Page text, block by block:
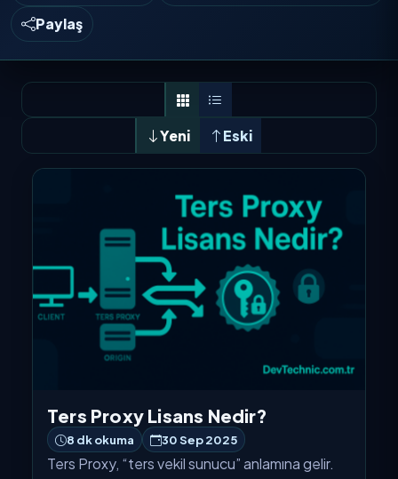
Paylaş
Yeni Eski
Ters Proxy Lisans Nedir?
8 dk okuma 30 Sep 2025
Ters Proxy, “ters vekil sunucu” anlamına gelir.